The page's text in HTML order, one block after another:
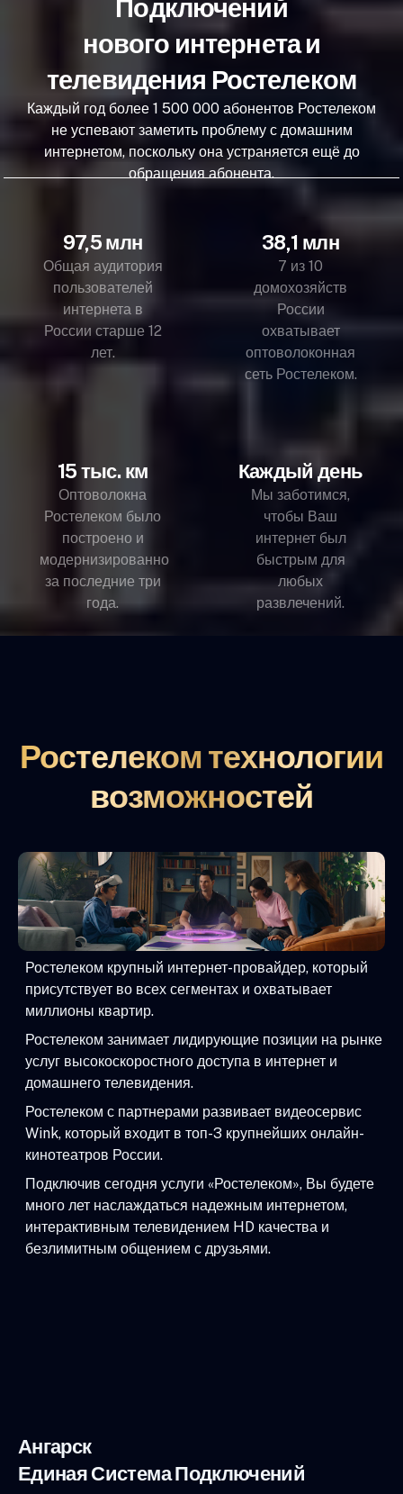
Подключений
нового интернета и
телевидения Ростелеком
Каждый год более 1 500 000 абонентов Ростелеком
не успевают заметить проблему с домашним
интернетом, поскольку она устраняется ещё до
обращения абонента.
97,5 млн
Общая аудитория
пользователей
интернета в
России старше 12
лет.
38,1 млн
7 из 10
домохозяйств
России
охватывает
оптоволоконная
сеть Ростелеком.
15 тыс. км
Оптоволокна
Ростелеком было
построено и
модернизированно
за последние три
года.
Каждый день
Мы заботимся,
чтобы Ваш
интернет был
быстрым для
любых
развлечений.
Ростелеком технологии
возможностей
Ростелеком крупный интернет-провайдер, который
присутствует во всех сегментах и охватывает
миллионы квартир.
Ростелеком занимает лидирующие позиции на рынке
услуг высокоскоростного доступа в интернет и
домашнего телевидения.
Ростелеком с партнерами развивает видеосервис
Wink, который входит в топ-3 крупнейших онлайн-
кинотеатров России.
Подключив сегодня услуги «Ростелеком», Вы будете
много лет наслаждаться надежным интернетом,
интерактивным телевидением HD качества и
безлимитным общением с друзьями.
Ангарск
Единая Система Подключений